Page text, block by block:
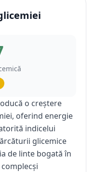
o creștere
oferind energie
indicelui
glicemice
de linte bogată în